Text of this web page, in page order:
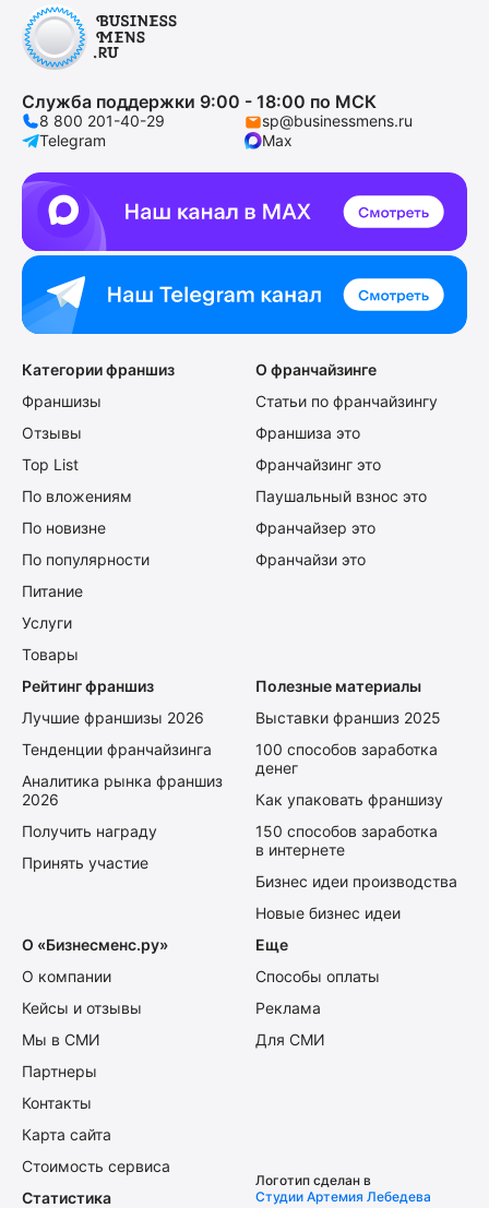
Служба поддержки 9:00 - 18:00 по МСК
8 800 201-40-29
sp@businessmens.ru
Telegram
Max
Категории франшиз
Франшизы
Отзывы
Top List
По вложениям
По новизне
По популярности
Питание
Услуги
Товары
О франчайзинге
Статьи по франчайзингу
Франшиза это
Франчайзинг это
Паушальный взнос это
Франчайзер это
Франчайзи это
Рейтинг франшиз
Лучшие франшизы 2026
Тенденции франчайзинга
Аналитика рынка франшиз
2026
Получить награду
Принять участие
Полезные материалы
Выставки франшиз 2025
100 способов заработка
денег
Как упаковать франшизу
150 способов заработка
в интернете
Бизнес идеи производства
Новые бизнес идеи
О «Бизнесменс.ру»
О компании
Кейсы и отзывы
Мы в СМИ
Партнеры
Контакты
Карта сайта
Стоимость сервиса
Еще
Способы оплаты
Реклама
Для СМИ
Статистика
Логотип сделан в
Студии Артемия Лебедева